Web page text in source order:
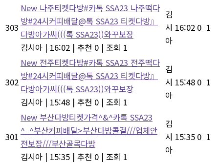
303
New 나주티켓다방#카톡 SSA23 나주떡다
방#24시커피배달@톡 SSA23 티켓다방』
다방아가씨(((톡 SSA23))와꾸보장
김시아 | 16:02 | 추천 0 | 조회 1
김
시
아
16:02 0 1
302
New 전주티켓다방#카톡 SSA23 전주떡다
방#24시커피배달@톡 SSA23 티켓다방』
다방아가씨(((톡 SSA23))와꾸보장
김시아 | 15:48 | 추천 0 | 조회 1
김
시
아
15:48 0 1
301
New 부산다방티켓가격^&^카톡 SSA23
^_^부산커피배달>부산다방콜걸///업체안
전보장///부산골목다방
김시아 | 15:35 | 추천 0 | 조회 1
김
시
아
15:35 0 1